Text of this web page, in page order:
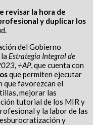
revisar la hora de
y duplicar los
del Gobierno
Estrategia Integral de
+AP, que cuenta con
que permiten ejecutar
que favorezcan el
mejorar las
tutorial de los MIR y
y la labor de las
y